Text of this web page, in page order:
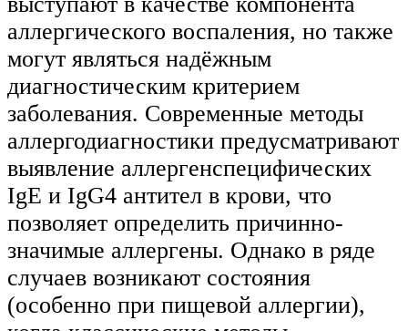
аллергического воспаления, но также
могут являться надёжным
диагностическим критерием
заболевания. Современные методы
аллергодиагностики предусматривают
выявление аллергенспецифических
IgЕ и IgG4 антител в крови, что
позволяет определить причинно-
значимые аллергены. Однако в ряде
случаев возникают состояния
(особенно при пищевой аллергии),